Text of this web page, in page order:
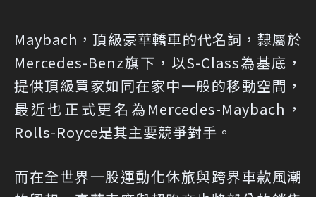
Maybach，頂級豪華轎車的代名詞，隸屬於
Mercedes-Benz旗下，以S-Class為基底，
提供頂級買家如同在家中一般的移動空間，
最近也正式更名為Mercedes-Maybach，
Rolls-Royce是其主要競爭對手。
而在全世界一股運動化休旅與跨界車款風潮